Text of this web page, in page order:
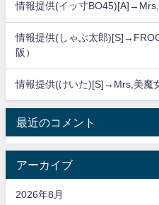
情報提供(イッ寸BO45)[A]→Mrs,
情報提供(しゃぶ太郎
阪）
情報提供(けいた)[S]→Mrs,美魔
最近のコメント
アーカイブ
2026年8月